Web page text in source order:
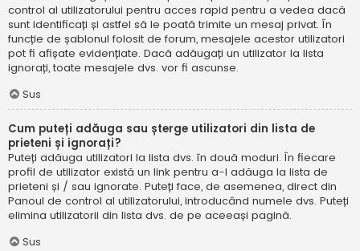
control al utilizatorului pentru acces rapid pentru a vedea dacă
sunt identificați și astfel să le poată trimite un mesaj privat. În
funcție de șablonul folosit de forum, mesajele acestor utilizatori
pot fi afișate evidențiate. Dacă adăugați un utilizator la lista
ignorați, toate mesajele dvs. vor fi ascunse.
Sus
Cum puteți adăuga sau șterge utilizatori din lista de
prieteni și ignorați?
Puteți adăuga utilizatori la lista dvs. în două moduri. În fiecare
profil de utilizator există un link pentru a-l adăuga la lista de
prieteni și / sau ignorate. Puteți face, de asemenea, direct din
Panoul de control al utilizatorului, introducând numele dvs. Puteți
elimina utilizatorii din lista dvs. de pe aceeași pagină.
Sus